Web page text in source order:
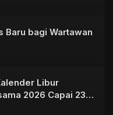
Baru bagi Wartawan
Libur
2026 Capai 23